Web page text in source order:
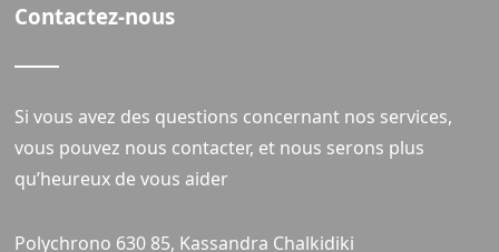
Contactez-nous
Si vous avez des questions concernant nos services,
vous pouvez nous contacter, et nous serons plus
qu’heureux de vous aider
Polychrono 630 85, Kassandra Chalkidiki